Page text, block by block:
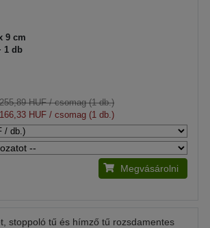
9 cm
1 db
255,89 HUF/ csomag (1 db.)
166,33 HUF / csomag (1 db.)
Megvásárolni
stoppoló tű és hímző tű rozsdamentes